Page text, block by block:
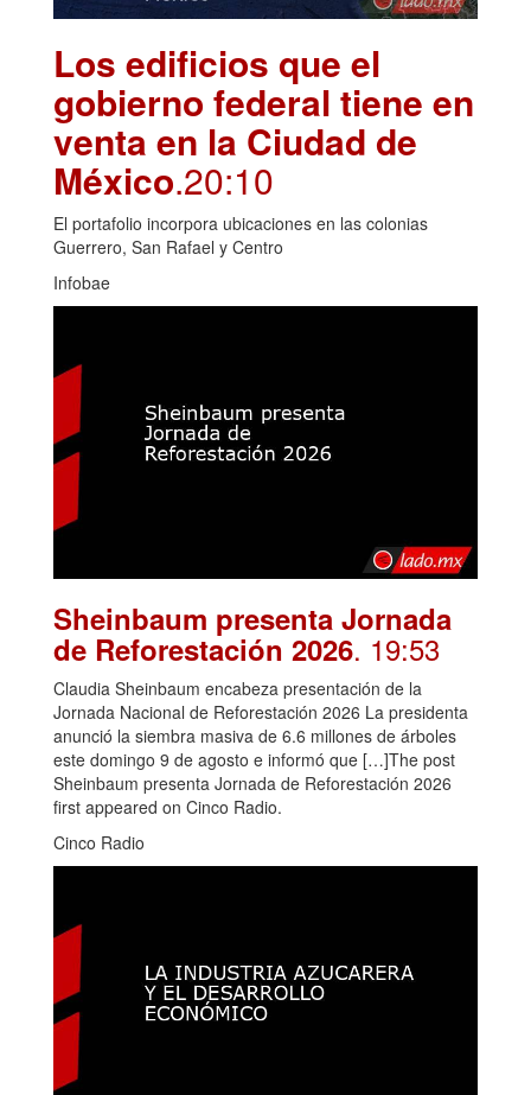
Los edificios que el
gobierno federal tiene en
venta en la Ciudad de
México.20:10
El portafolio incorpora ubicaciones en las colonias
Guerrero, San Rafael y Centro
Infobae
Sheinbaum presenta Jornada
de Reforestación 2026. 19:53
Claudia Sheinbaum encabeza presentación de la
Jornada Nacional de Reforestación 2026 La presidenta
anunció la siembra masiva de 6.6 millones de árboles
este domingo 9 de agosto e informó que […]The post
Sheinbaum presenta Jornada de Reforestación 2026
first appeared on Cinco Radio.
Cinco Radio